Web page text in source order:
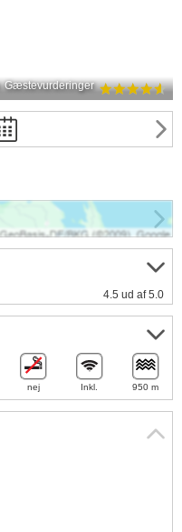
Gæstevurderinger
4.5 ud af 5.0
nej Inkl. 950 m